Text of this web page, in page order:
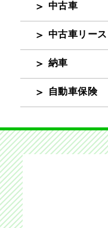
中古車
中古車リース
納車
自動車保険